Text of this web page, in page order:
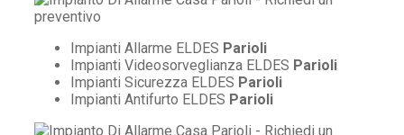
Impianti Allarme ELDES Parioli
Impianti Videosorveglianza ELDES Parioli
Impianti Sicurezza ELDES Parioli
Impianti Antifurto ELDES Parioli